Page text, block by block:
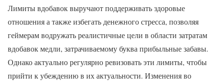
Лимиты вдобавок выручают поддерживать здоровые
отношения а также избегать денежного стресса, позволяя
геймерам водружать реалистичные цели в области затратам
вдобавок медли, затрачиваемому буква прибыльные забавы.
Однако актуально регулярно ревизовать эти лимиты, чтобы
прийти к убеждению в их актуальности. Изменения во